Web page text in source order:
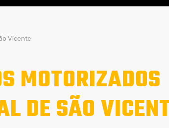
Vicente
MOTORIZADOS
DE SÃO